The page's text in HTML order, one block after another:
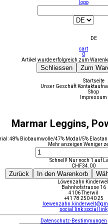
logo
DE
cart
0
Artikel wurde erfolgreich zum
Schliessen Zum
Startseite
Unser Geschäft
Shop
Impressum
Marmar Leggins,
48% Biobaumwolle/47% Modal/5%
Mehr anzeigen Weniger
Schnell! Nur noch 1 auf
CHF34.00
Zurück In den Warenkorb
Löwenzahn
Bahnhofstrasse 16
4106 Therwil
+41 78 250 40 25
social link social link
Datenschutz-Bestimmungen